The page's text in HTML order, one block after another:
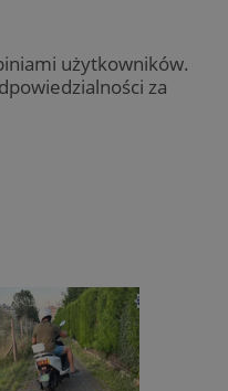
użytkowników.
za